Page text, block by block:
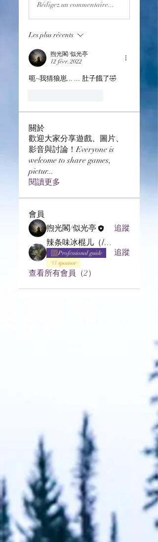
Rédigez un commentaire...
Les plus récents
煦光閣/似光亭
12 févr. 2022
呃~我猜狼崽... ... 肚子餓了🤣
關於
歡迎大家分享遊戲、圖片、
影音與討論！Everyone is
welcome to share games,
pictur...
閱讀更多
會員
煦光閣/似光亭
追蹤
辣条味冰棍儿（lof别玩了要氪金的）
Professional guide
sponsor
追蹤
查看所有會員（2）